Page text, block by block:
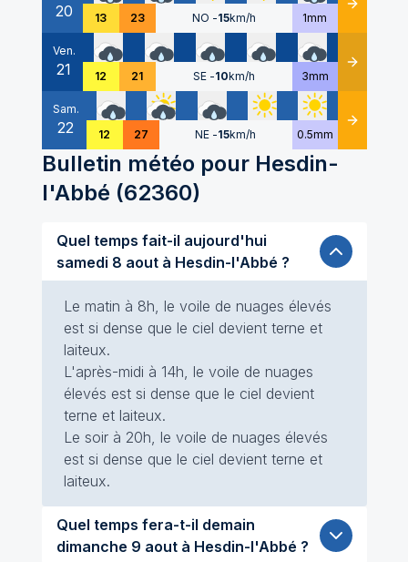
20 13 23 NO -15km/h 1mm Détails
Ven.
21 12 21 SE -10km/h 3mm Détails
Sam.
22 12 27 NE -15km/h 0.5mm Détails
Bulletin météo pour Hesdin-
l'Abbé (62360)
Quel temps fait-il aujourd'hui
samedi 8 aout à Hesdin-l'Abbé ?
Le matin à 8h, le voile de nuages élevés
est si dense que le ciel devient terne et
laiteux.
L'après-midi à 14h, le voile de nuages
élevés est si dense que le ciel devient
terne et laiteux.
Le soir à 20h, le voile de nuages élevés
est si dense que le ciel devient terne et
laiteux.
Quel temps fera-t-il demain
dimanche 9 aout à Hesdin-l'Abbé ?